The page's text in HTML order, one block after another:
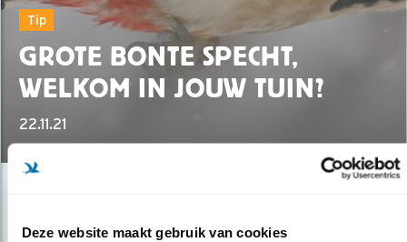
Deze website maakt gebruik van cookies
Tip
GROTE BONTE SPECHT,
WELKOM IN JOUW TUIN?
22.11.21